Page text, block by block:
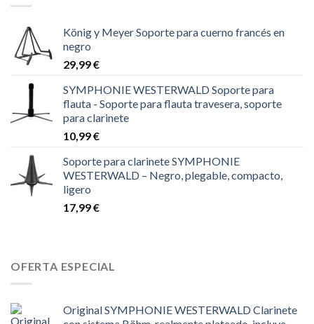
König y Meyer Soporte para cuerno francés en
negro
29,99€
SYMPHONIE WESTERWALD Soporte para
flauta - Soporte para flauta travesera, soporte
para clarinete
10,99€
Soporte para clarinete SYMPHONIE
WESTERWALD – Negro, plegable, compacto,
ligero
17,99€
OFERTA ESPECIAL
Original SYMPHONIE WESTERWALD Clarinete